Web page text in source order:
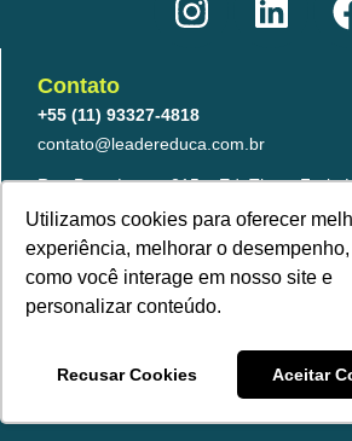
Utilizamos cookies para oferecer
experiência, melhorar o
como você interage em nosso site e
personalizar conteúdo.
Recusar Cookies Aceitar
s
a
g
r
a
m
n
i
n
Contato
+55 (11) 93327-4818
contato@leadereduca.com.br
Rua Paes Leme, 215 – Ed. Thera Faria
23º and – CNJ 2313 – Pinheiros
São Paulo/SP – 05424-150